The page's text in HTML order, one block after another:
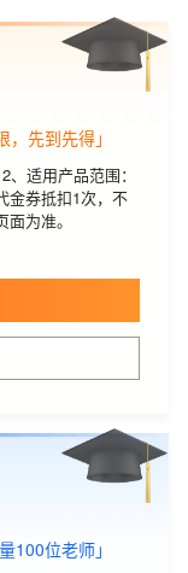
先到先得」
适用产品范围：
金券抵扣1次，不
为准。
100位老师」